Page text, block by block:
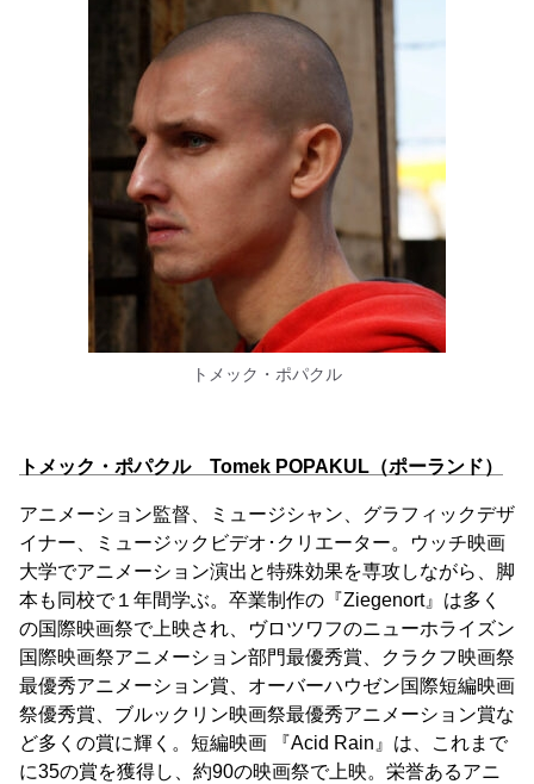
トメック・ポパクル
トメック・ポパクル Tomek POPAKUL（ポーランド）
アニメーション監督、ミュージシャン、グラフィックデザ
イナー、ミュージックビデオ･クリエーター。ウッチ映画
大学でアニメーション演出と特殊効果を専攻しながら、脚
本も同校で１年間学ぶ。卒業制作の『Ziegenort』は多く
の国際映画祭で上映され、ヴロツワフのニューホライズン
国際映画祭アニメーション部門最優秀賞、クラクフ映画祭
最優秀アニメーション賞、オーバーハウゼン国際短編映画
祭優秀賞、ブルックリン映画祭最優秀アニメーション賞な
ど多くの賞に輝く。短編映画 『Acid Rain』は、これまで
に35の賞を獲得し、約90の映画祭で上映。栄誉あるアニ